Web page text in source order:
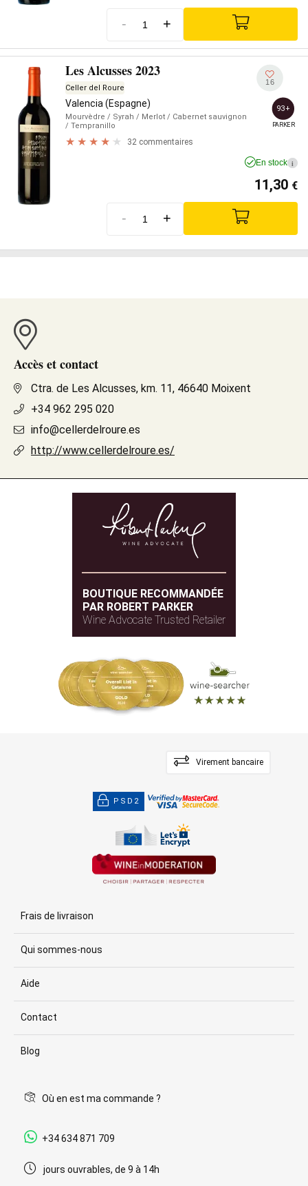
- +
Les Alcusses 2023
Celler del Roure
Valencia (Espagne)
Mourvèdre / Syrah / Merlot / Cabernet sauvignon
/ Tempranillo
32 commentaires
16
93+
PARKER
En stock i
11,30 €
- +
Accès et contact
Ctra. de Les Alcusses, km. 11, 46640 Moixent
+34 962 295 020
info@cellerdelroure.es
http://www.cellerdelroure.es/
BOUTIQUE RECOMMANDÉE
PAR ROBERT PARKER
Wine Advocate Trusted Retailer
Virement bancaire
PSD2
Frais de livraison
Qui sommes-nous
Aide
Contact
Blog
Où en est ma commande ?
+34 634 871 709
jours ouvrables, de 9 à 14h